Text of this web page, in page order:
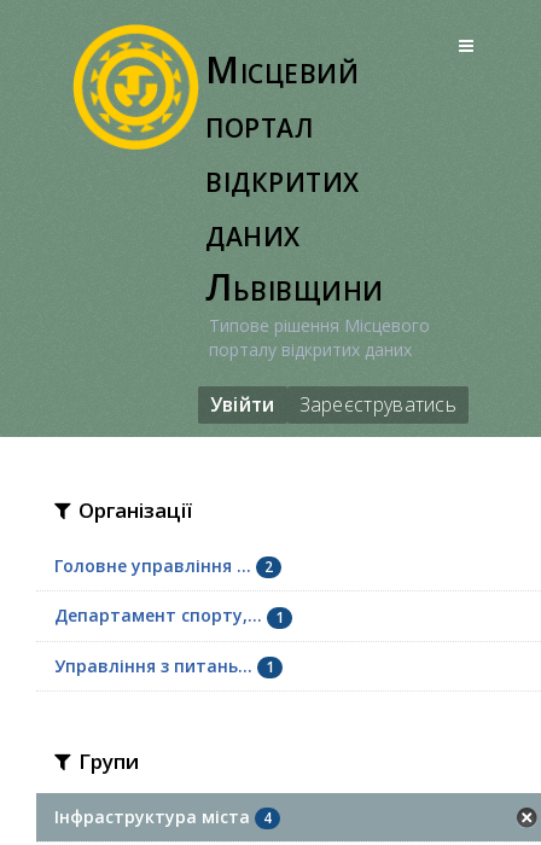
Місцевий
портал
відкритих
даних
Львівщини
Типове рішення Місцевого
порталу відкритих даних
Увійти Зареєструватись
Організації
Головне управління ... 2
Департамент спорту,... 1
Управління з питань... 1
Групи
Інфраструктура міста 4